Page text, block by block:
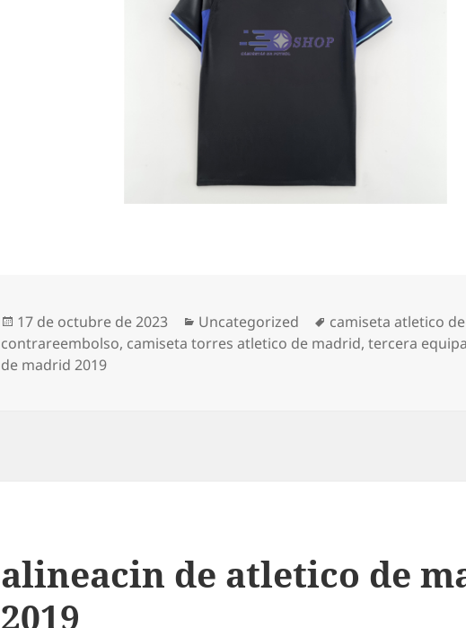
Publicado
el
17 de octubre de 2023 Categorías
Uncategorized Etiquetas
camiseta atletico
contrareembolso, camiseta torres atletico de madrid,tercera
de madrid 2019
alineacin de atletico de
2019